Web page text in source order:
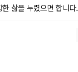
삶을 누렸으면 합니다.